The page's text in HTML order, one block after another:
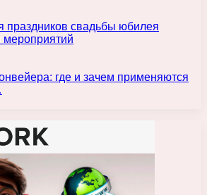
праздников свадьбы юбилея
мероприятий
где и зачем применяются